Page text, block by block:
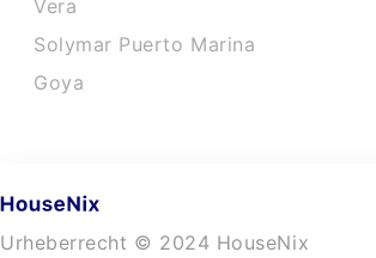
Vera
Solymar Puerto Marina
Goya
Urheberrecht © 2024 HouseNix